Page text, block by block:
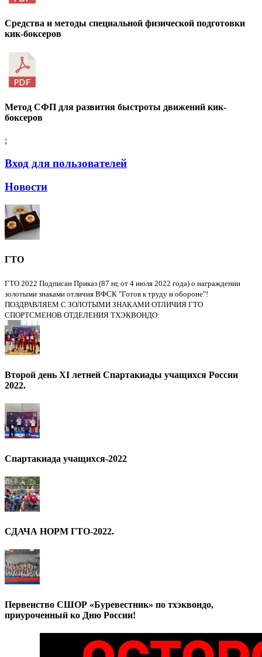
Средства и методы специальной физической подготовки
кик-боксеров
Метод СФП для развития быстроты движений кик-
боксеров
;
Вход для пользователей
Новости
ГТО
ГТО 2022 Подписан Приказ (87 нг, от 4 июля 2022 года) о награждении
золотыми знаками отличия ВФСК "Готов к труду и обороне"!
ПОЗДРАВЛЯЕМ С ЗОЛОТЫМИ ЗНАКАМИ ОТЛИЧИЯ ГТО
СПОРТСМЕНОВ ОТДЕЛЕНИЯ ТХЭКВОНДО:
Второй день XI летней Спартакиады учащихся России
2022.
Спартакиада учащихся-2022
СДАЧА НОРМ ГТО-2022.
Первенство СШОР «Буревестник» по тхэквондо,
приуроченный ко Дню России!